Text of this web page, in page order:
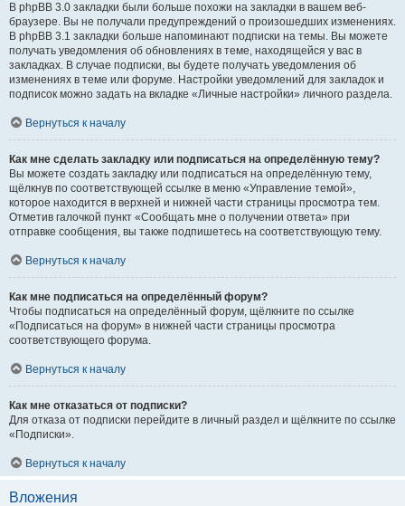
В phpBB 3.0 закладки были больше похожи на закладки в вашем веб-
браузере. Вы не получали предупреждений о произошедших изменениях.
В phpBB 3.1 закладки больше напоминают подписки на темы. Вы можете
получать уведомления об обновлениях в теме, находящейся у вас в
закладках. В случае подписки, вы будете получать уведомления об
изменениях в теме или форуме. Настройки уведомлений для закладок и
подписок можно задать на вкладке «Личные настройки» личного раздела.
Вернуться к началу
Как мне сделать закладку или подписаться на определённую тему?
Вы можете создать закладку или подписаться на определённую тему,
щёлкнув по соответствующей ссылке в меню «Управление темой»,
которое находится в верхней и нижней части страницы просмотра тем.
Отметив галочкой пункт «Сообщать мне о получении ответа» при
отправке сообщения, вы также подпишетесь на соответствующую тему.
Вернуться к началу
Как мне подписаться на определённый форум?
Чтобы подписаться на определённый форум, щёлкните по ссылке
«Подписаться на форум» в нижней части страницы просмотра
соответствующего форума.
Вернуться к началу
Как мне отказаться от подписки?
Для отказа от подписки перейдите в личный раздел и щёлкните по ссылке
«Подписки».
Вернуться к началу
Вложения